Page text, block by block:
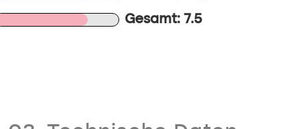
Gesamt: 7.5